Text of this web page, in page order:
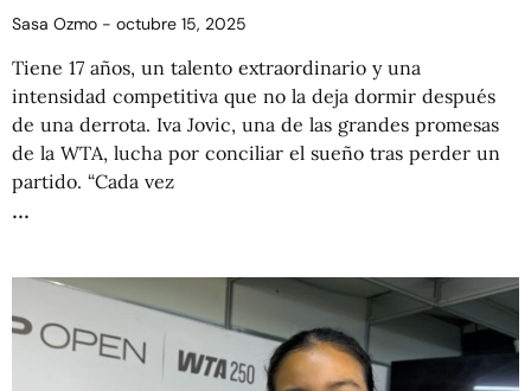
Sasa Ozmo octubre 15, 2025
Tiene 17 años, un talento extraordinario y una
intensidad competitiva que no la deja dormir después
de una derrota. Iva Jovic, una de las grandes promesas
de la WTA, lucha por conciliar el sueño tras perder un
partido. “Cada vez